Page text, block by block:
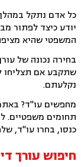
כל אדם נתקל
יודע כיצד לפתור
המשפטי שהיא
בחירה נכונה של
שתקבע אם תצליחו
נקלעתם.
מחפשים עו"ד?
תחומים משפטיים.
כנסו, בחרו עו"ד,
חיפוש עורך